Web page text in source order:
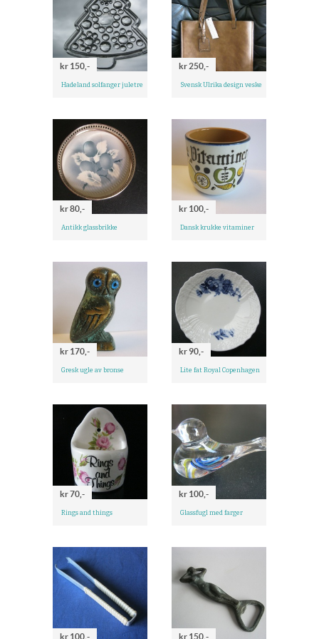
kr 150,-
Hadeland solfanger juletre
kr 250,-
Svensk Ulrika design veske
kr 80,-
Antikk glassbrikke
kr 100,-
Dansk krukke vitaminer
kr 170,-
Gresk ugle av bronse
kr 90,-
Lite fat Royal Copenhagen
kr 70,-
Rings and things
kr 100,-
Glassfugl med farger
kr 100,- kr 150,-